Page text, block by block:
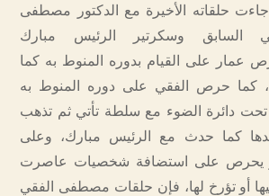
جاءت حلقاته الأخيرة مع الدكتور مصطفى
السابق وسكرتير الرئيس مبارك
عمار على القيام بدوره المنوط به كما
كما حرص الفقي على دوره المنوط به
تحت دائرة الضوء مع سلطة تأتي ثم تذهب
كما حدث مع الرئيس مبارك، وعلى
يحرص على استضافة شخصيات عاصرت
أو تؤرخ لها، فإن حلقات مصطفى الفقي